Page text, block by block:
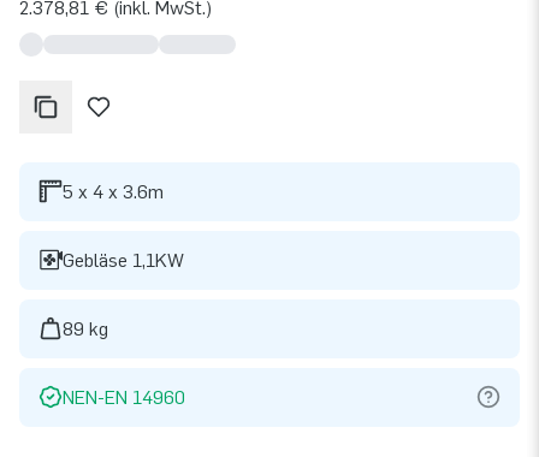
2.378,81 € (inkl. MwSt.)
5 x 4 x 3.6m
Gebläse 1,1KW
89 kg
NEN-EN 14960